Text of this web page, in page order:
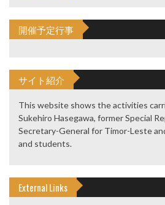
開催予定行事
サイト紹介
This website shows the activities
Sukehiro Hasegawa, former Special
Secretary-General for Timor-Leste
and students.
External Links